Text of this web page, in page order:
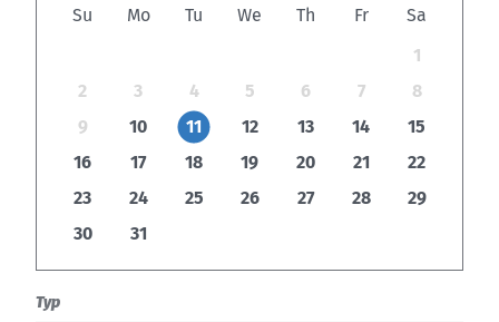
Su Mo Tu We Th Fr
Sa
1
2
3 4 5 6 7
8
9
10 11 12 13 14
15
16
17 18 19 20 21
22
23
24 25 26 27 28
29
30
31
Typ